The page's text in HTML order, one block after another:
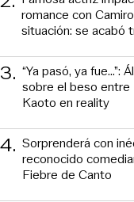
romance con
situación: se acabó
3. “Ya pasó, ya fue...”:
sobre el beso
Kaoto en reality
4. Sorprenderá con
reconocido
Fiebre de Canto